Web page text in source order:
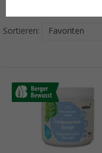
Sortieren: